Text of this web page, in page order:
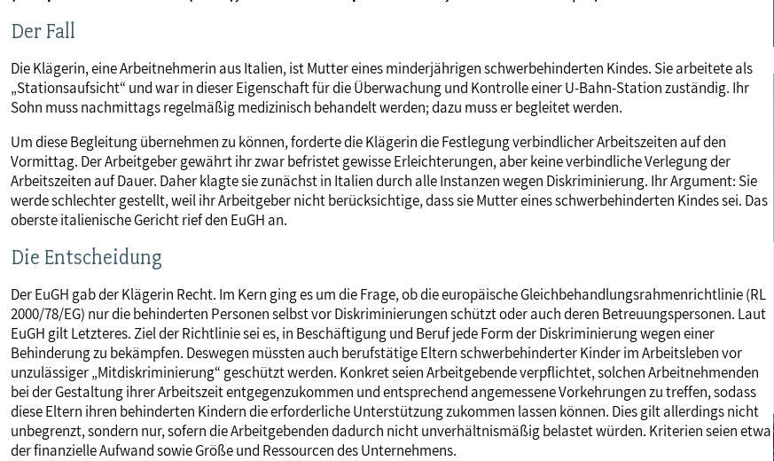
Jugend
Senioren
Beihilfe
Rechtsprechung
Rechtsprechung
Europa
MITBESTIMMUNG
MITGLIEDSCHAFT & SERVICE
Verlag
Der Fall
Die Klägerin, eine Arbeitnehmerin aus Italien, ist Mutter eines minderjährigen schwerbehinderten Kindes. Sie arbeitete als
„Stationsaufsicht“ und war in dieser Eigenschaft für die Überwachung und Kontrolle einer U-Bahn-Station zuständig. Ihr
Sohn muss nachmittags regelmäßig medizinisch behandelt werden; dazu muss er begleitet werden.
Um diese Begleitung übernehmen zu können, forderte die Klägerin die Festlegung verbindlicher Arbeitszeiten auf den
Vormittag. Der Arbeitgeber gewährt ihr zwar befristet gewisse Erleichterungen, aber keine verbindliche Verlegung der
Arbeitszeiten auf Dauer. Daher klagte sie zunächst in Italien durch alle Instanzen wegen Diskriminierung. Ihr Argument: Sie
werde schlechter gestellt, weil ihr Arbeitgeber nicht berücksichtige, dass sie Mutter eines schwerbehinderten Kindes sei. Das
oberste italienische Gericht rief den EuGH an.
Die Entscheidung
Der EuGH gab der Klägerin Recht. Im Kern ging es um die Frage, ob die europäische Gleichbehandlungsrahmenrichtlinie (RL
2000/78/EG) nur die behinderten Personen selbst vor Diskriminierungen schützt oder auch deren Betreuungspersonen. Laut
EuGH gilt Letzteres. Ziel der Richtlinie sei es, in Beschäftigung und Beruf jede Form der Diskriminierung wegen einer
Behinderung zu bekämpfen. Deswegen müssten auch berufstätige Eltern schwerbehinderter Kinder im Arbeitsleben vor
unzulässiger „Mitdiskriminierung“ geschützt werden. Konkret seien Arbeitgebende verpflichtet, solchen Arbeitnehmenden
bei der Gestaltung ihrer Arbeitszeit entgegenzukommen und entsprechend angemessene Vorkehrungen zu treffen, sodass
diese Eltern ihren behinderten Kindern die erforderliche Unterstützung zukommen lassen können. Dies gilt allerdings nicht
unbegrenzt, sondern nur, sofern die Arbeitgebenden dadurch nicht unverhältnismäßig belastet würden. Kriterien seien etwa
der finanzielle Aufwand sowie Größe und Ressourcen des Unternehmens.